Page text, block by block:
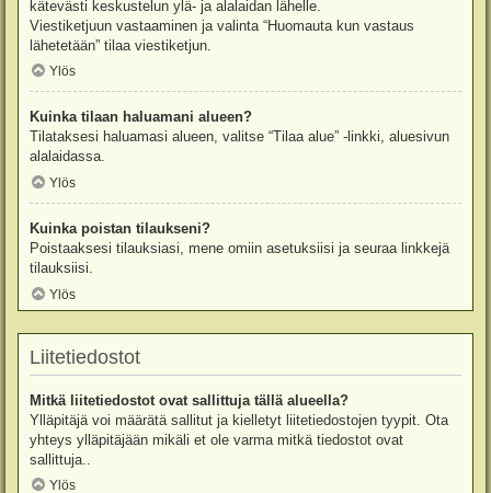
kätevästi keskustelun ylä- ja alalaidan lähelle.
Viestiketjuun vastaaminen ja valinta “Huomauta kun vastaus
lähetetään” tilaa viestiketjun.
Ylös
Kuinka tilaan haluamani alueen?
Tilataksesi haluamasi alueen, valitse “Tilaa alue” -linkki, aluesivun
alalaidassa.
Ylös
Kuinka poistan tilaukseni?
Poistaaksesi tilauksiasi, mene omiin asetuksiisi ja seuraa linkkejä
tilauksiisi.
Ylös
Liitetiedostot
Mitkä liitetiedostot ovat sallittuja tällä alueella?
Ylläpitäjä voi määrätä sallitut ja kielletyt liitetiedostojen tyypit. Ota
yhteys ylläpitäjään mikäli et ole varma mitkä tiedostot ovat
sallittuja..
Ylös